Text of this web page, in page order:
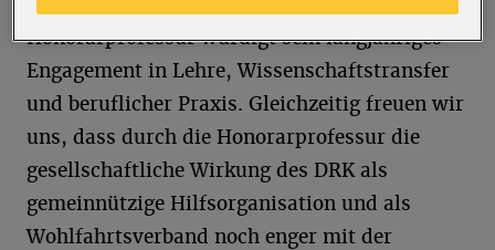
Honorarprofessur würdigt sein langjähriges
Engagement in Lehre, Wissenschaftstransfer
und beruflicher Praxis. Gleichzeitig freuen wir
uns, dass durch die Honorarprofessur die
gesellschaftliche Wirkung des DRK als
gemeinnützige Hilfsorganisation und als
Wohlfahrtsverband noch enger mit der